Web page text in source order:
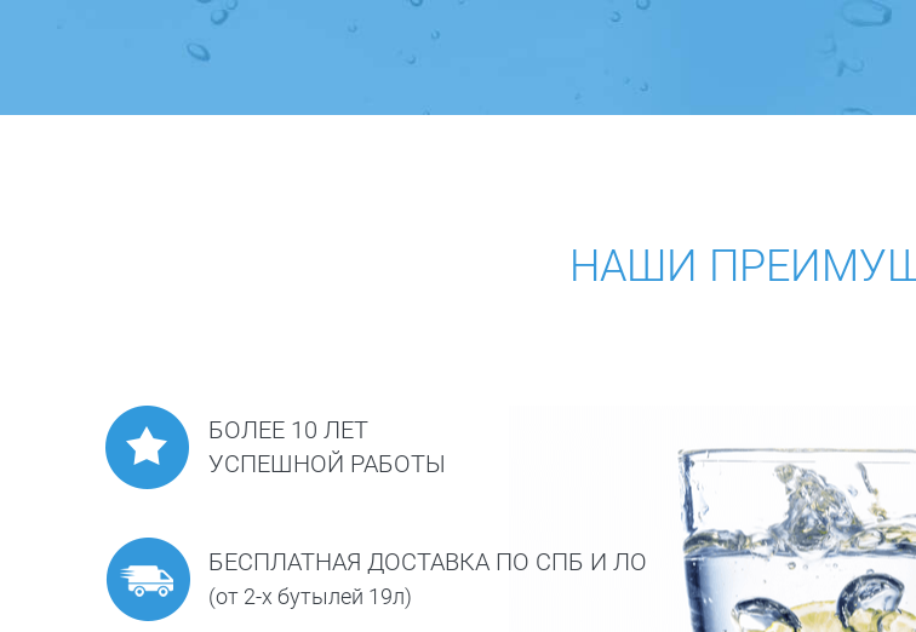
НАШИ
БОЛЕЕ 10 ЛЕТ
УСПЕШНОЙ РАБОТЫ
БЕСПЛАТНАЯ ДОСТАВКА ПО СПБ И ЛО
(от 2-х бутылей 19л)